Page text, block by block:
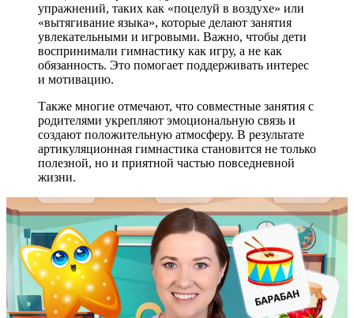
упражнений, таких как «поцелуй в воздухе» или
«вытягивание языка», которые делают занятия
увлекательными и игровыми. Важно, чтобы дети
воспринимали гимнастику как игру, а не как
обязанность. Это помогает поддерживать интерес
и мотивацию.
Также многие отмечают, что совместные занятия с
родителями укрепляют эмоциональную связь и
создают положительную атмосферу. В результате
артикуляционная гимнастика становится не только
полезной, но и приятной частью повседневной
жизни.